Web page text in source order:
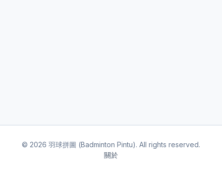
© 2026 羽球拼圖 (Badminton Pintu). All rights reserved.
關於